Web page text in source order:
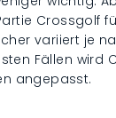
Crossgolf
variiert je
Fällen wird
angepasst.